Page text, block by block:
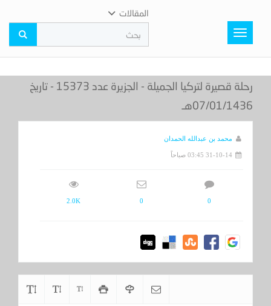
Toggle
navigation
المقالات
رحلة قصيرة لتركيا الجميلة - الجزيرة عدد 15373 - تاريخ
07/01/1436هـ
محمد بن عبدالله الحمدان
31-10-14 03:45 صباحاً
0
0
2.0K